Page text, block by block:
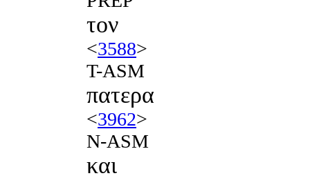
τον
<3588>
T-ASM
πατερα
<3962>
N-ASM
και